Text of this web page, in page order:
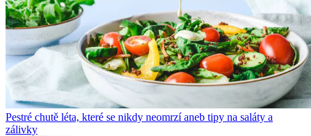
Pestré chutě léta, které se nikdy neomrzí aneb tipy na saláty a
zálivky